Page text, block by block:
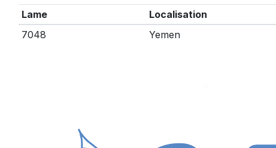
Lame Localisation
7048
Yemen